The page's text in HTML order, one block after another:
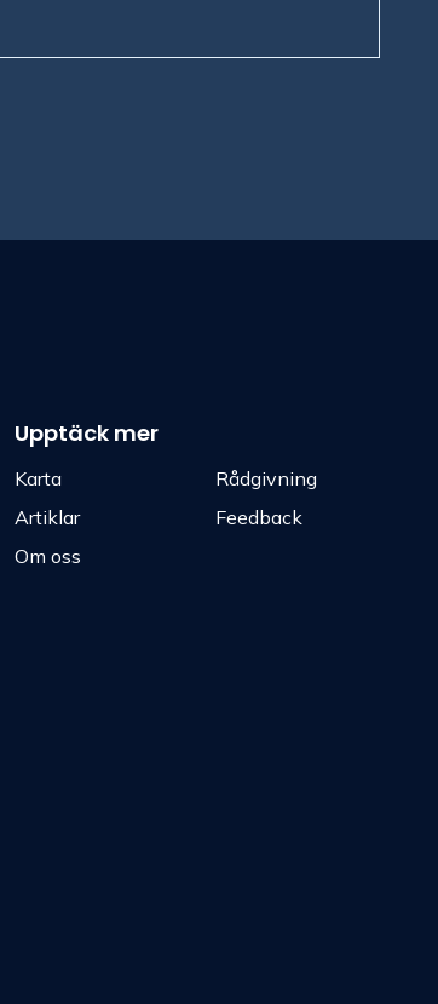
Upptäck mer
Karta
Artiklar
Om oss
Rådgivning
Feedback